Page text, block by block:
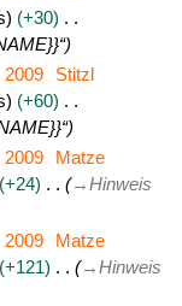
+30
2009
Stitzl
+60
2009
Matze
+24 →Hinweis
2009
Matze
+121 →Hinweis